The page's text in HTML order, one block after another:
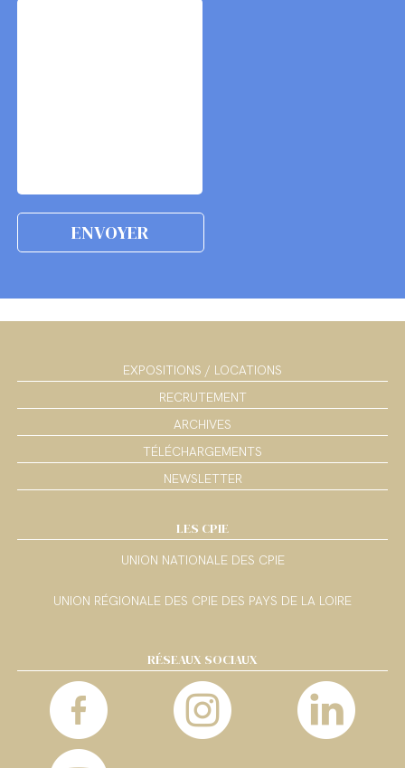
EXPOSITIONS / LOCATIONS
RECRUTEMENT
ARCHIVES
TÉLÉCHARGEMENTS
NEWSLETTER
LES CPIE
UNION NATIONALE DES CPIE
UNION RÉGIONALE DES CPIE DES PAYS DE LA LOIRE
RÉSEAUX SOCIAUX